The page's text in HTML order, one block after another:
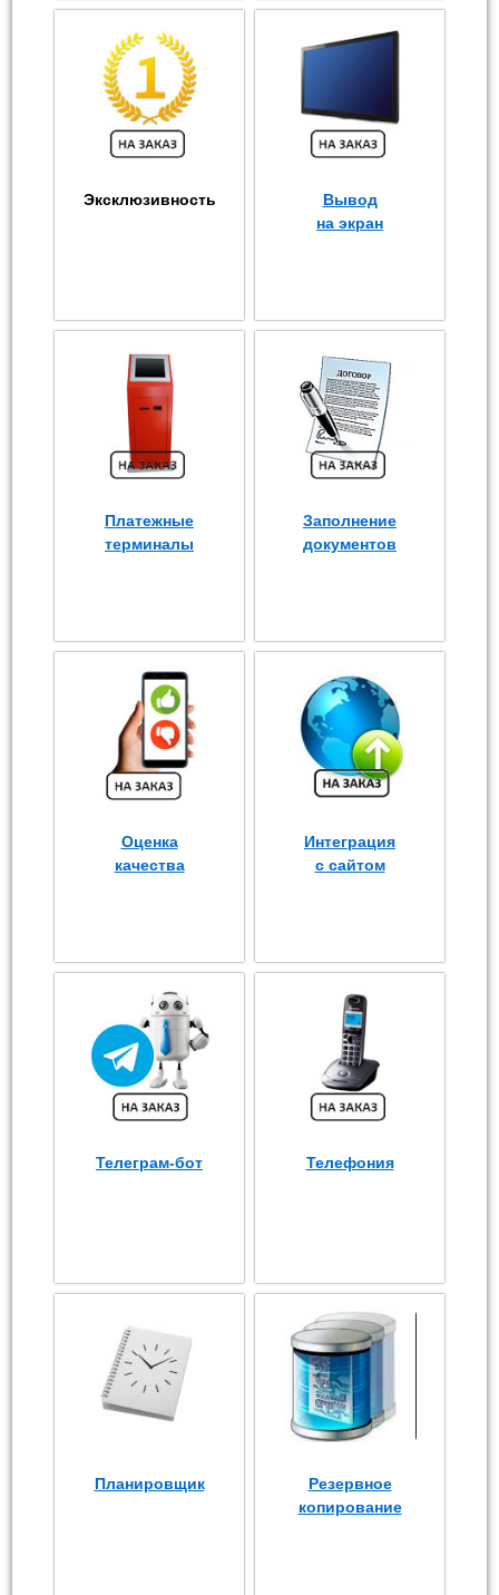
Эксклюзивность
Вывод
на экран
Платежные
терминалы
Заполнение
документов
Оценка
качества
Интеграция
с сайтом
Телеграм-бот Телефония
Планировщик
Резервное
копирование